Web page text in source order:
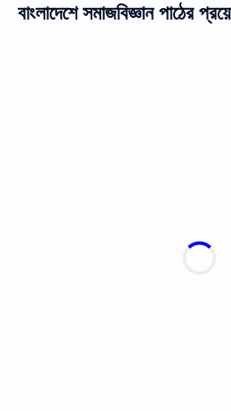
বাংলাদেশে সমাজবিজ্ঞান পাঠের